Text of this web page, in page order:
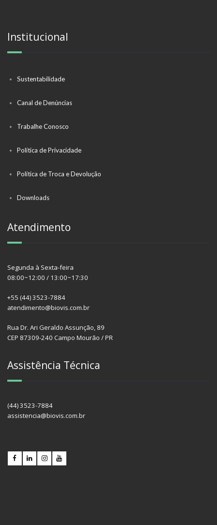
Institucional
Sustentabilidade
Canal de Denúncias
Trabalhe Conosco
Política de Privacidade
Política de Troca e Devolução
Downloads
Atendimento
Segunda à Sexta-feira
08:00~12:00 / 13:00~17:30
+55 (44) 3523-7884
atendimento@biovis.com.br
Rua Dr. Ari Geraldo Assunção, 89
CEP 87309-240 Campo Mourão / PR
Assistência Técnica
(44) 3523-7884
assistencia@biovis.com.br